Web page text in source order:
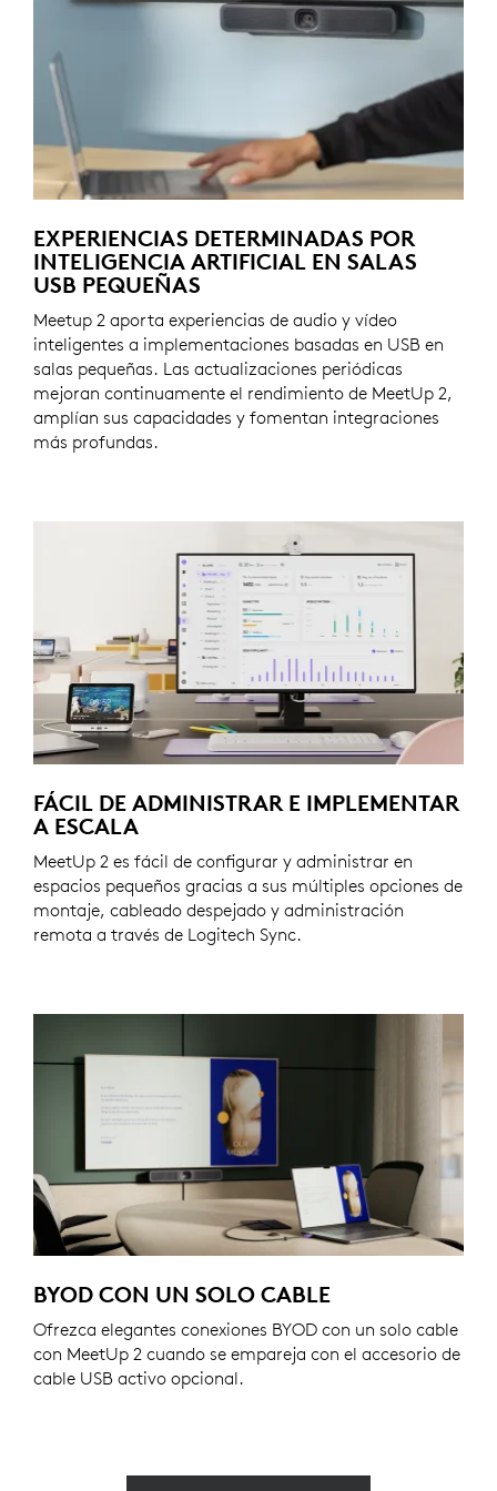
EXPERIENCIAS DETERMINADAS POR
INTELIGENCIA ARTIFICIAL EN SALAS
USB PEQUEÑAS
Meetup 2 aporta experiencias de audio y vídeo
inteligentes a implementaciones basadas en USB en
salas pequeñas. Las actualizaciones periódicas
mejoran continuamente el rendimiento de MeetUp 2,
amplían sus capacidades y fomentan integraciones
más profundas.
FÁCIL DE ADMINISTRAR E IMPLEMENTAR
A ESCALA
MeetUp 2 es fácil de configurar y administrar en
espacios pequeños gracias a sus múltiples opciones de
montaje, cableado despejado y administración
remota a través de Logitech Sync.
BYOD CON UN SOLO CABLE
Ofrezca elegantes conexiones BYOD con un solo cable
con MeetUp 2 cuando se empareja con el accesorio de
cable USB activo opcional.